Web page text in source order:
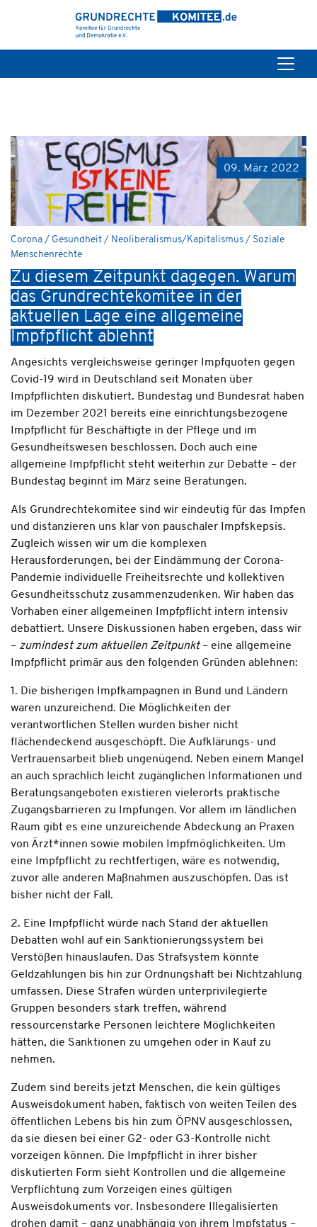
09. März 2022
© dpa
Corona / Gesundheit / Neoliberalismus/Kapitalismus / Soziale
Menschenrechte
Zu diesem Zeitpunkt dagegen. Warum
das Grundrechtekomitee in der
aktuellen Lage eine allgemeine
Impfpflicht ablehnt
Angesichts vergleichsweise geringer Impfquoten gegen
Covid-19 wird in Deutschland seit Monaten über
Impfpflichten diskutiert. Bundestag und Bundesrat haben
im Dezember 2021 bereits eine einrichtungsbezogene
Impfpflicht für Beschäftigte in der Pflege und im
Gesundheitswesen beschlossen. Doch auch eine
allgemeine Impfpflicht steht weiterhin zur Debatte – der
Bundestag beginnt im März seine Beratungen.
Als Grundrechtekomitee sind wir eindeutig für das Impfen
und distanzieren uns klar von pauschaler Impfskepsis.
Zugleich wissen wir um die komplexen
Herausforderungen, bei der Eindämmung der Corona-
Pandemie individuelle Freiheitsrechte und kollektiven
Gesundheitsschutz zusammenzudenken. Wir haben das
Vorhaben einer allgemeinen Impfpflicht intern intensiv
debattiert. Unsere Diskussionen haben ergeben, dass wir
– zumindest zum aktuellen Zeitpunkt– eine allgemeine
Impfpflicht primär aus den folgenden Gründen ablehnen:
1. Die bisherigen Impfkampagnen in Bund und Ländern
waren unzureichend. Die Möglichkeiten der
verantwortlichen Stellen wurden bisher nicht
flächendeckend ausgeschöpft. Die Aufklärungs- und
Vertrauensarbeit blieb ungenügend. Neben einem Mangel
an auch sprachlich leicht zugänglichen Informationen und
Beratungsangeboten existieren vielerorts praktische
Zugangsbarrieren zu Impfungen. Vor allem im ländlichen
Raum gibt es eine unzureichende Abdeckung an Praxen
von Ärzt*innen sowie mobilen Impfmöglichkeiten. Um
eine Impfpflicht zu rechtfertigen, wäre es notwendig,
zuvor alle anderen Maßnahmen auszuschöpfen. Das ist
bisher nicht der Fall.
2. Eine Impfpflicht würde nach Stand der aktuellen
Debatten wohl auf ein Sanktionierungssystem bei
Verstößen hinauslaufen. Das Strafsystem könnte
Geldzahlungen bis hin zur Ordnungshaft bei Nichtzahlung
umfassen. Diese Strafen würden unterprivilegierte
Gruppen besonders stark treffen, während
ressourcenstarke Personen leichtere Möglichkeiten
hätten, die Sanktionen zu umgehen oder in Kauf zu
nehmen.
Zudem sind bereits jetzt Menschen, die kein gültiges
Ausweisdokument haben, faktisch von weiten Teilen des
öffentlichen Lebens bis hin zum ÖPNV ausgeschlossen,
da sie diesen bei einer G2- oder G3-Kontrolle nicht
vorzeigen können. Die Impfpflicht in ihrer bisher
diskutierten Form sieht Kontrollen und die allgemeine
Verpflichtung zum Vorzeigen eines gültigen
Ausweisdokuments vor. Insbesondere Illegalisierten
drohen damit – ganz unabhängig von ihrem Impfstatus –